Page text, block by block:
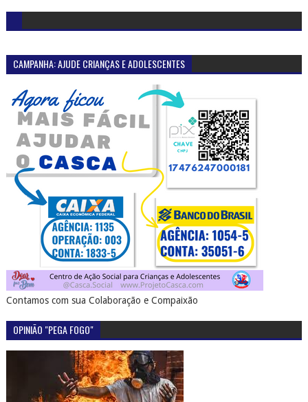
CAMPANHA: AJUDE CRIANÇAS E ADOLESCENTES
Contamos com sua Colaboração e Compaixão
OPINIÃO "PEGA FOGO"